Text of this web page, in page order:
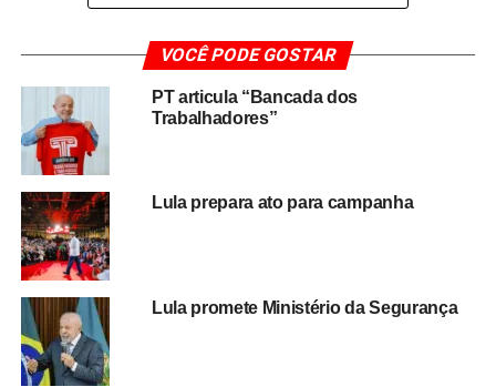
monitoram as projeções eleitorais e acompanham os
possíveis reflexos que o desempenho do governador
paulista poderá exercer sobre a corrida ao Palácio do
Planalto. O entendimento é de que o cenário em São
Paulo poderá influenciar alianças, estratégias de
campanha e a distribuição de recursos políticos ao longo
do processo eleitoral.
Embora as articulações estejam em andamento,
definições sobre candidaturas e composições
partidárias ainda dependem das convenções e do
calendário oficial da Justiça Eleitoral
de intenção de voto continuam sendo utilizadas como
VOCÊ PODE GOSTAR
PT articula “Bancada dos
Trabalhadores”
Lula prepara ato para campanha
Lula promete Ministério da Segurança